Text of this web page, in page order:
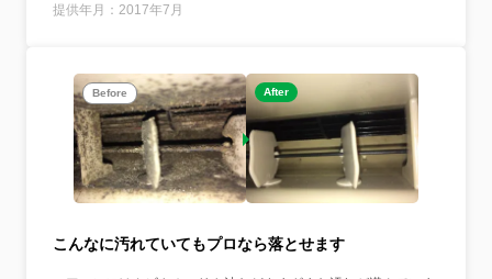
提供年月：2017年7月
Before After
こんなに汚れていてもプロなら落とせます